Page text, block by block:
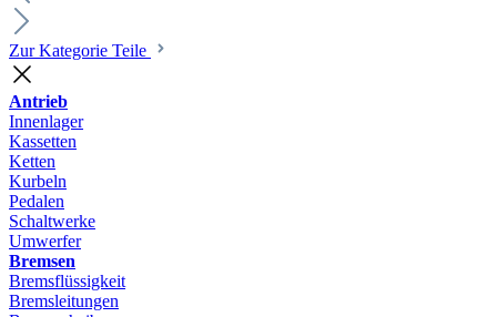
Zur Kategorie Teile
Antrieb
Innenlager
Kassetten
Ketten
Kurbeln
Pedalen
Schaltwerke
Umwerfer
Bremsen
Bremsflüssigkeit
Bremsleitungen